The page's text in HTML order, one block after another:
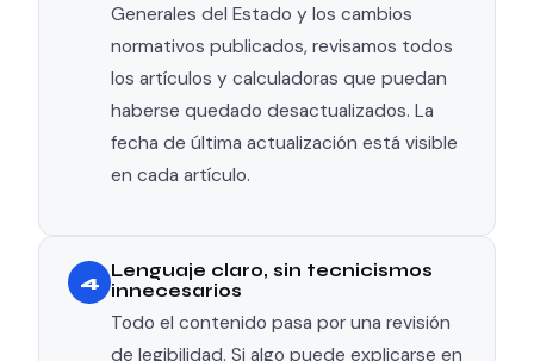
Generales del Estado y los cambios
normativos publicados, revisamos todos
los artículos y calculadoras que puedan
haberse quedado desactualizados. La
fecha de última actualización está visible
en cada artículo.
4
Lenguaje claro, sin tecnicismos
innecesarios
Todo el contenido pasa por una revisión
de legibilidad. Si algo puede explicarse en